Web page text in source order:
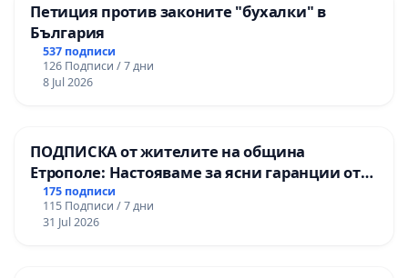
Петиция против законите "бухалки" в
България
537 подписи
126 Подписи / 7 дни
8 Jul 2026
ПОДПИСКА от жителите на община
Етрополе: Настояваме за ясни гаранции от
“Елаците-МЕД” АД и от държавата, че ще се
изпълнят всички екологични норми!
175 подписи
115 Подписи / 7 дни
31 Jul 2026